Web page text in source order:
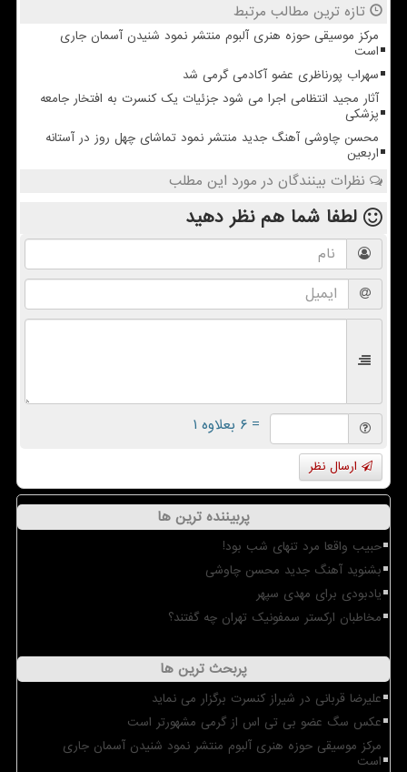
تازه ترین مطالب مرتبط
مرکز موسیقی حوزه هنری آلبوم منتشر نمود شنیدن آسمان جاری
است
سهراب پورناظری عضو آکادمی گرمی شد
آثار مجید انتظامی اجرا می شود جزئیات یک کنسرت به افتخار جامعه
پزشکی
محسن چاوشی آهنگ جدید منتشر نمود تماشای چهل روز در آستانه
اربعین
نظرات بینندگان در مورد این مطلب
لطفا شما همنظر دهید
= ۶ بعلاوه ۱
ارسال نظر
پربیننده ترین ها
حبیب واقعا مرد تنهای شب بود!
بشنوید آهنگ جدید محسن چاوشی
یادبودی برای مهدی سپهر
مخاطبان ارکستر سمفونیک تهران چه گفتند؟
پربحث ترین ها
علیرضا قربانی در شیراز کنسرت برگزار می نماید
عکس سگ عضو بی تی اس از گرمی مشهورتر است
مرکز موسیقی حوزه هنری آلبوم منتشر نمود شنیدن آسمان جاری
است